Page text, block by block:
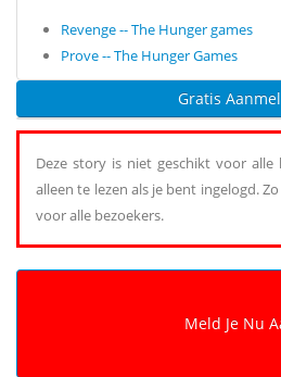
Revenge -- The Hunger games
Prove -- The Hunger Games
Gratis
Deze story is niet geschikt voor alle
alleen te lezen als je bent ingelogd.
voor alle bezoekers.